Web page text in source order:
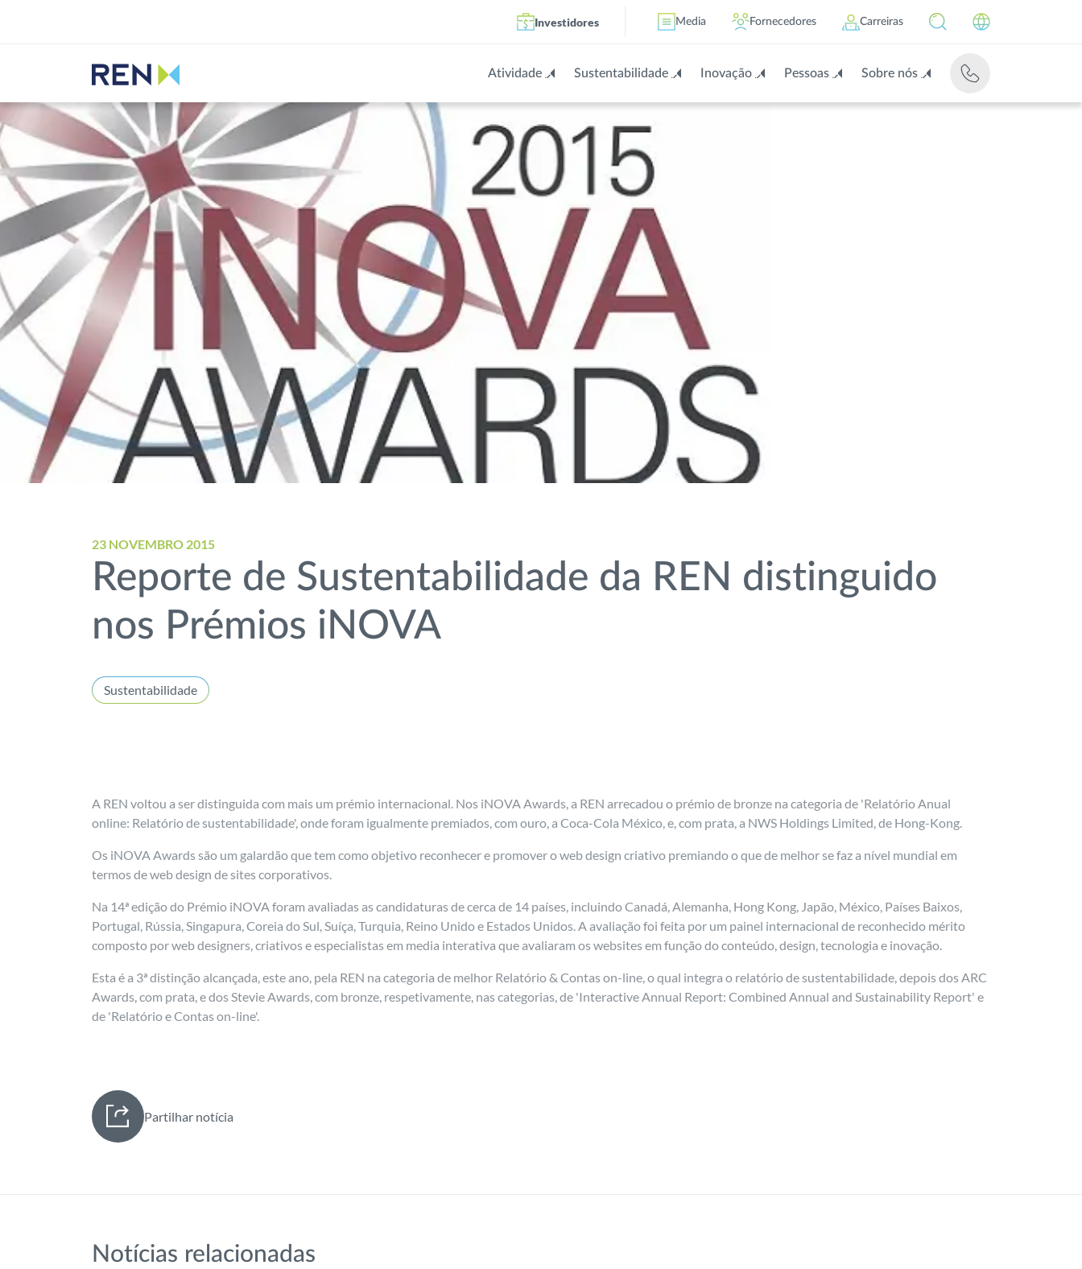
Investidores Media Fornecedores Carreiras
Atividade Sustentabilidade Inovação Pessoas Sobre nós
23 NOVEMBRO 2015
Reporte de Sustentabilidade da REN distinguido
nos Prémios iNOVA
Sustentabilidade
A REN voltou a ser distinguida com mais um prémio internacional. Nos iNOVA Awards, a REN arrecadou o prémio de bronze na categoria de 'Relatório Anual
online: Relatório de sustentabilidade', onde foram igualmente premiados, com ouro, a Coca-Cola México, e, com prata, a NWS Holdings Limited, de Hong-Kong.
Os iNOVA Awards são um galardão que tem como objetivo reconhecer e promover o web design criativo premiando o que de melhor se faz a nível mundial em
termos de web design de sites corporativos.
Na 14ª edição do Prémio iNOVA foram avaliadas as candidaturas de cerca de 14 países, incluindo Canadá, Alemanha, Hong Kong, Japão, México, Países Baixos,
Portugal, Rússia, Singapura, Coreia do Sul, Suíça, Turquia, Reino Unido e Estados Unidos. A avaliação foi feita por um painel internacional de reconhecido mérito
composto por web designers, criativos e especialistas em media interativa que avaliaram os websites em função do conteúdo, design, tecnologia e inovação.
Esta é a 3ª distinção alcançada, este ano, pela REN na categoria de melhor Relatório & Contas on-line, o qual integra o relatório de sustentabilidade, depois dos ARC
Awards, com prata, e dos Stevie Awards, com bronze, respetivamente, nas categorias, de 'Interactive Annual Report: Combined Annual and Sustainability Report' e
de 'Relatório e Contas on-line'.
Partilhar notícia
Notícias relacionadas